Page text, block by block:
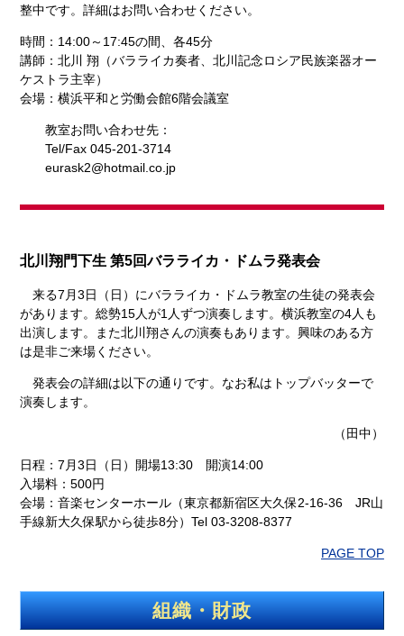
整中です。詳細はお問い合わせください。
時間：14:00～17:45の間、各45分
講師：北川 翔（バラライカ奏者、北川記念ロシア民族楽器オー
ケストラ主宰）
会場：横浜平和と労働会館6階会議室
教室お問い合わせ先：
Tel/Fax 045-201-3714
eurask2@hotmail.co.jp
北川翔門下生 第5回バラライカ・ドムラ発表会
来る7月3日（日）にバラライカ・ドムラ教室の生徒の発表会
があります。総勢15人が1人ずつ演奏します。横浜教室の4人も
出演します。また北川翔さんの演奏もあります。興味のある方
は是非ご来場ください。
発表会の詳細は以下の通りです。なお私はトップバッターで
演奏します。
（田中）
日程：7月3日（日）開場13:30 開演14:00
入場料：500円
会場：音楽センターホール（東京都新宿区大久保2-16-36 JR山
手線新大久保駅から徒歩8分）Tel 03-3208-8377
PAGE TOP
組織・財政